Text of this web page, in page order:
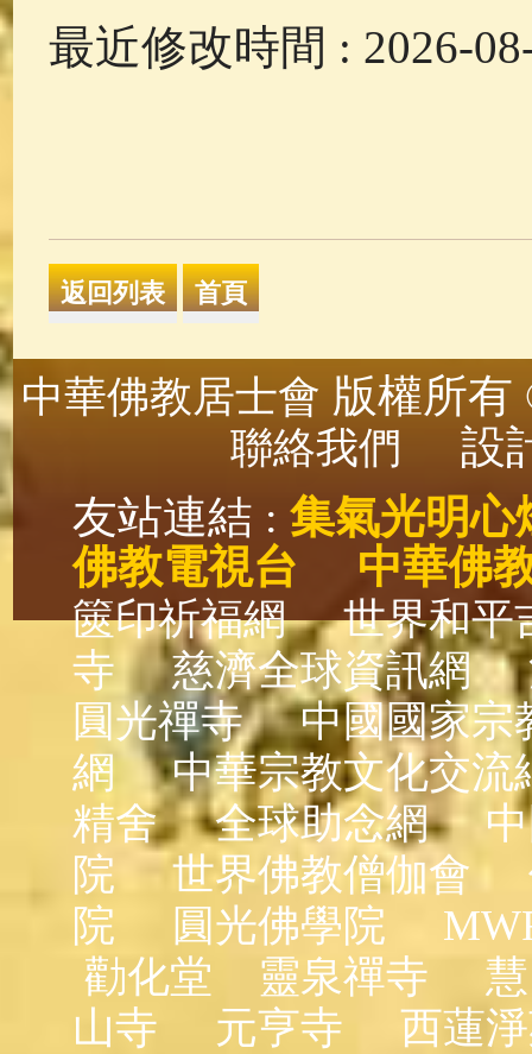
最近修改時間 : 2026-
中華佛教居士會 版權所
聯絡我們
設
友站連結 : 集氣光明心
佛教電視台
中華佛
篋印祈福網
世界和平
寺
慈濟全球資訊網
圓光禪寺
中國國家宗
網
中華宗教文化交流
精舍
全球助念網
院
世界佛教僧伽會
院
圓光佛學院
勸化堂
靈泉禪寺
山寺
元亨寺
西蓮